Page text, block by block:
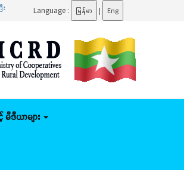
ဇော်သိမ်း နေပြည်တော်ကောင်စီနယ်မြေအတွင်း သမဝါယမစနစ် စိုက်ပ
Language : မြန်မာ | Eng
ဒီယာများ